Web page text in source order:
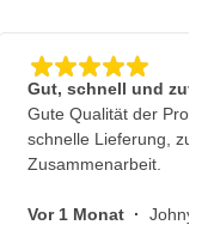
Gut, schnell und
Gute Qualität der
schnelle Lieferung,
Zusammenarbeit.
Vor 1 Monat · Johny,